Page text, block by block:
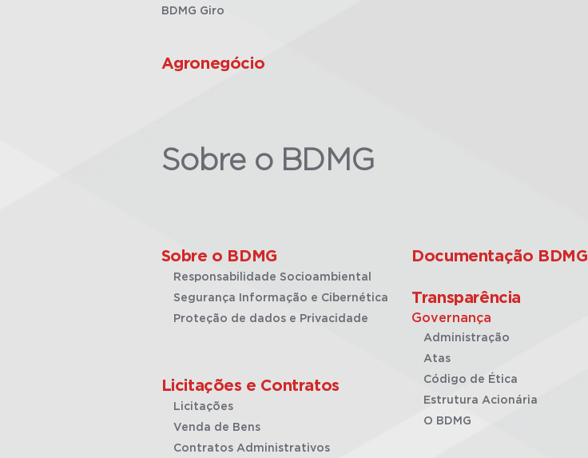
BDMG Giro
Agronegócio
Sobre o BDMG
Sobre o BDMG
Responsabilidade Socioambiental
Segurança Informação e Cibernética
Proteção de dados e Privacidade
Licitações e Contratos
Licitações
Venda de Bens
Contratos Administrativos
Documentação BDMG
Transparência
Governança
Administração
Atas
Código de Ética
Estrutura Acionária
O BDMG